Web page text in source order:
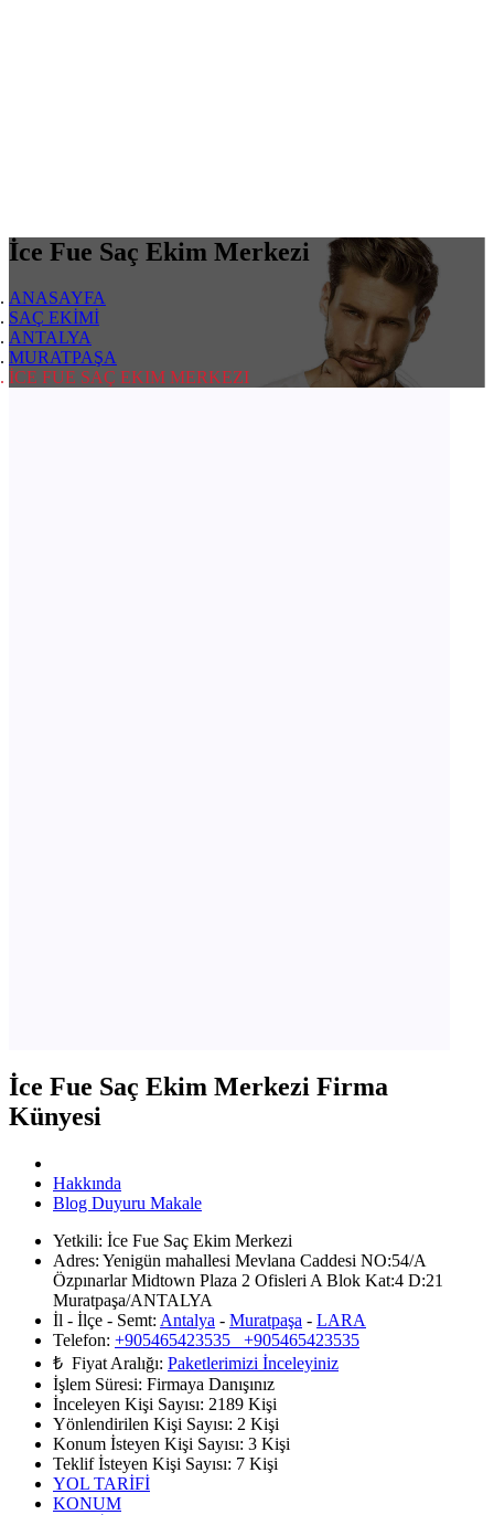
İce Fue Saç Ekim Merkezi
ANASAYFA
SAÇ EKİMİ
ANTALYA
MURATPAŞA
İCE FUE SAÇ EKIM MERKEZI
İce Fue Saç Ekim Merkezi Firma
Künyesi
Hakkında
Blog Duyuru Makale
Yetkili: İce Fue Saç Ekim Merkezi
Adres: Yenigün mahallesi Mevlana Caddesi NO:54/A
Özpınarlar Midtown Plaza 2 Ofisleri A Blok Kat:4 D:21
Muratpaşa/ANTALYA
İl - İlçe - Semt: Antalya - Muratpaşa - LARA
Telefon: +905465423535 +905465423535
₺ Fiyat Aralığı: Paketlerimizi İnceleyiniz
İşlem Süresi: Firmaya Danışınız
İnceleyen Kişi Sayısı: 2189 Kişi
Yönlendirilen Kişi Sayısı: 2 Kişi
Konum İsteyen Kişi Sayısı: 3 Kişi
Teklif İsteyen Kişi Sayısı: 7 Kişi
YOL TARİFİ
KONUM